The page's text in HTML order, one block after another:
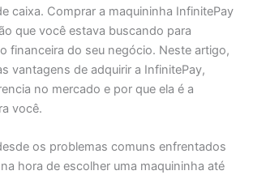
caixa. Comprar a maquininha InfinitePay
que você estava buscando para
financeira do seu negócio. Neste artigo,
vantagens de adquirir a InfinitePay,
no mercado e por que ela é a
você.
os problemas comuns enfrentados
hora de escolher uma maquininha até